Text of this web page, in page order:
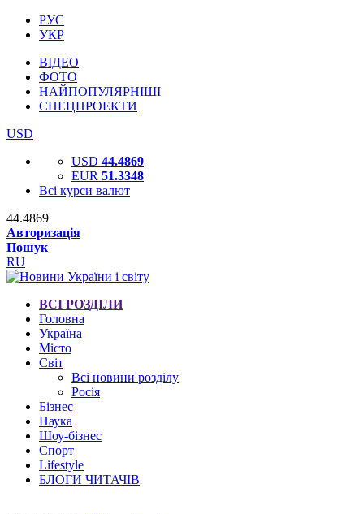
РУС
УКР
ВІДЕО
ФОТО
НАЙПОПУЛЯРНІШІ
СПЕЦПРОЕКТИ
USD
USD 44.4869
EUR 51.3348
Всі курси валют
44.4869
Авторизація
Пошук
RU
ВСІ РОЗДІЛИ
Головна
Україна
Місто
Світ
Всі новини розділу
Росія
Бізнес
Наука
Шоу-бізнес
Спорт
Lifestyle
БЛОГИ ЧИТАЧІВ